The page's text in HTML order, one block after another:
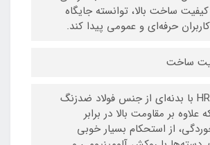
ساخت بالا، توانسته جایگاه
حرفه‌ای و عمومی پیدا کند.
ساخت
انبردست HR-76 با بدنه‌ای از جنس فولاد ضدزنگ
بر مقاومت بالا در برابر
از استحکام بسیار خوبی